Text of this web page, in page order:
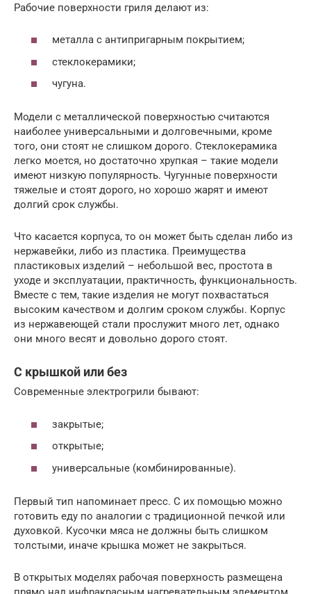
Рабочие поверхности гриля делают из:
металла с антипригарным покрытием;
стеклокерамики;
чугуна.
Модели с металлической поверхностью считаются
наиболее универсальными и долговечными, кроме
того, они стоят не слишком дорого. Стеклокерамика
легко моется, но достаточно хрупкая – такие модели
имеют низкую популярность. Чугунные поверхности
тяжелые и стоят дорого, но хорошо жарят и имеют
долгий срок службы.
Что касается корпуса, то он может быть сделан либо из
нержавейки, либо из пластика. Преимущества
пластиковых изделий – небольшой вес, простота в
уходе и эксплуатации, практичность, функциональность.
Вместе с тем, такие изделия не могут похвастаться
высоким качеством и долгим сроком службы. Корпус
из нержавеющей стали прослужит много лет, однако
они много весят и довольно дорого стоят.
С крышкой или без
Современные электрогрили бывают:
закрытые;
открытые;
универсальные (комбинированные).
Первый тип напоминает пресс. С их помощью можно
готовить еду по аналогии с традиционной печкой или
духовкой. Кусочки мяса не должны быть слишком
толстыми, иначе крышка может не закрыться.
В открытых моделях рабочая поверхность размещена